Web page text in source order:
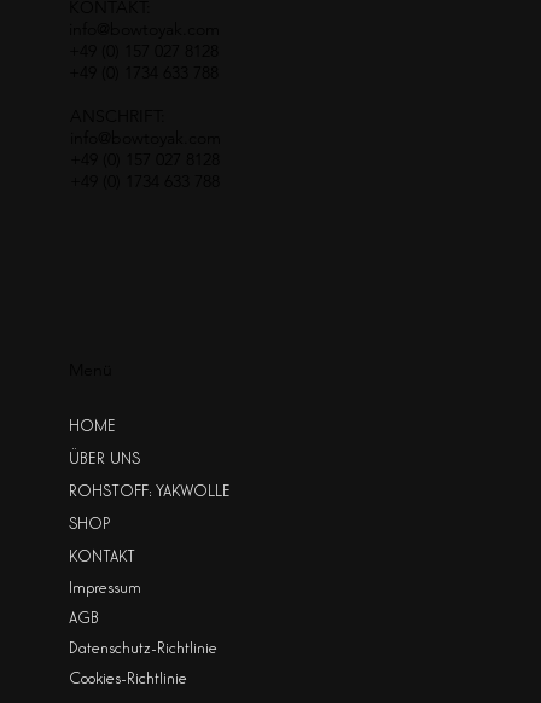
HOME
ÜBER UNS
ROHSTOFF: YAKWOLLE
SHOP
KONTAKT
Impressum
AGB
Datenschutz-Richtlinie
Cookies-Richtlinie